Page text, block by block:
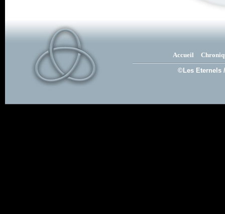
Accueil
©Les Eternels